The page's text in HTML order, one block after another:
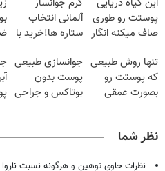
این گیاه دریایی
پوستت رو طوری
صاف میکنه انگار
شدی🔥
کرم جوانساز
آلمانی انتخاب
ستاره ها!خرید با
تنها روش طبیعی
که پوستت رو
بصورت عمقی
جوانسازی طبیعی
پوست بدون
بوتاکس و جراحی
نظر شما
نظرات حاوی توهین و هرگونه نسبت